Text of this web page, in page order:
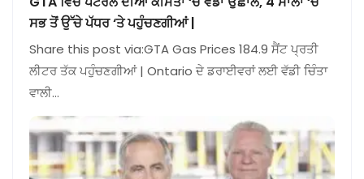
ਸਭ ਤੋਂ ਉੱਚੇ ਪੱਧਰ ‘ਤੇ ਪਹੁੰਚਣਗੀਆਂ |
Share this post via:GTA Gas Prices 184.9 ਸੈਂਟ ਪ੍ਰਤੀ
ਲੀਟਰ ਤੱਕ ਪਹੁੰਚਣਗੀਆਂ | Ontario ਦੇ ਡਰਾਈਵਰਾਂ ਲਈ ਵੱਡੀ ਚਿੰਤਾ
ਵਾਲੀ…